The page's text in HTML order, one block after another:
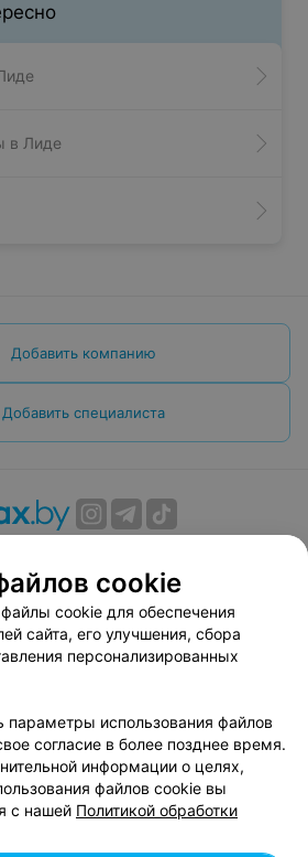
в Лиде
Добавить компанию
Добавить специалиста
договор
Способы оплаты
по использованию сервиса
«Афиша»
соглашение
вопросам сотрудничества
руководителю relax.by
настройки cookie
персональных данных
cookie
cookie для обеспечения
сайта, его улучшения, сбора
персонализированных
параметры использования файлов
согласие в более позднее время.
информации о целях,
файлов cookie вы
с нашей Политикой обработки